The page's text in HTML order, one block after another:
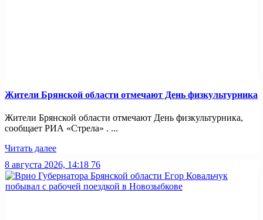
Жители Брянской области отмечают День физкультурника
Жители Брянской области отмечают День физкультурника,
сообщает РИА «Стрела» . ...
Читать далее
8 августа 2026, 14:18 76